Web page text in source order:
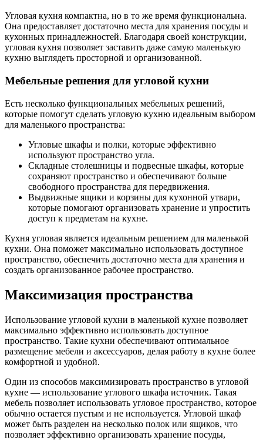
Угловая кухня компактна, но в то же время функциональна.
Она предоставляет достаточно места для хранения посуды и
кухонных принадлежностей. Благодаря своей конструкции,
угловая кухня позволяет заставить даже самую маленькую
кухню выглядеть просторной и организованной.
Мебельные решения для угловой кухни
Есть несколько функциональных мебельных решений,
которые помогут сделать угловую кухню идеальным выбором
для маленького пространства:
Угловые шкафы и полки, которые эффективно
используют пространство угла.
Складные столешницы и подвесные шкафы, которые
сохраняют пространство и обеспечивают больше
свободного пространства для передвижения.
Выдвижные ящики и корзины для кухонной утвари,
которые помогают организовать хранение и упростить
доступ к предметам на кухне.
Кухня угловая является идеальным решением для маленькой
кухни. Она поможет максимально использовать доступное
пространство, обеспечить достаточно места для хранения и
создать организованное рабочее пространство.
Максимизация пространства
Использование угловой кухни в маленькой кухне позволяет
максимально эффективно использовать доступное
пространство. Такие кухни обеспечивают оптимальное
размещение мебели и аксессуаров, делая работу в кухне более
комфортной и удобной.
Один из способов максимизировать пространство в угловой
кухне — использование углового шкафа источник. Такая
мебель позволяет использовать угловое пространство, которое
обычно остается пустым и не используется. Угловой шкаф
может быть разделен на несколько полок или ящиков, что
позволяет эффективно организовать хранение посуды,